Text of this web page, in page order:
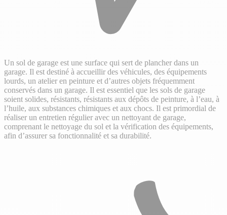
Un sol de garage est une surface qui sert de plancher dans un
garage. Il est destiné à accueillir des véhicules, des équipements
lourds, un atelier en peinture et d’autres objets fréquemment
conservés dans un garage. Il est essentiel que les sols de garage
soient solides, résistants, résistants aux dépôts de peinture, à l’eau, à
l’huile, aux substances chimiques et aux chocs. Il est primordial de
réaliser un entretien régulier avec un nettoyant de garage,
comprenant le nettoyage du sol et la vérification des équipements,
afin d’assurer sa fonctionnalité et sa durabilité.